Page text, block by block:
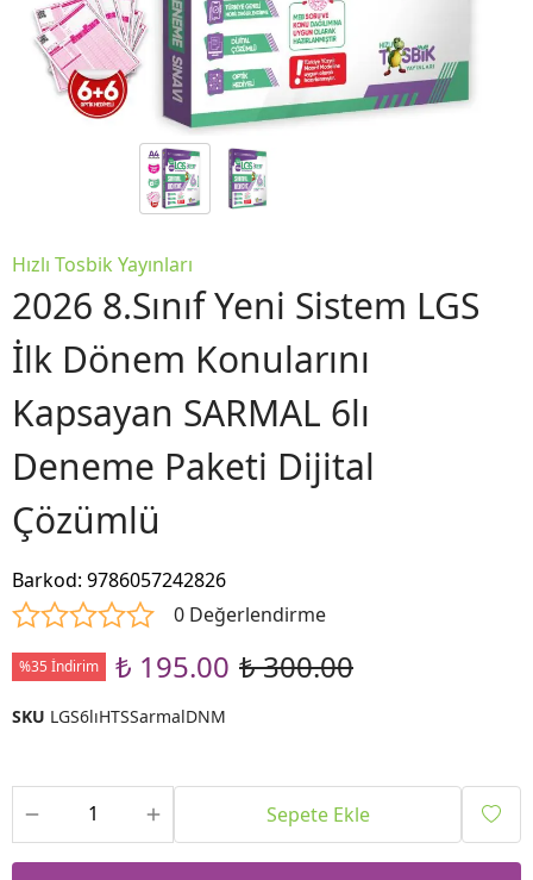
Hızlı Tosbik Yayınları
2026 8.Sınıf Yeni Sistem LGS
İlk Dönem Konularını
Kapsayan SARMAL 6lı
Deneme Paketi Dijital
Çözümlü
Barkod: 9786057242826
0 Değerlendirme
%35 İndirim ₺ 195.00 ₺ 300.00
SKU LGS6lıHTSSarmalDNM
Sepete Ekle